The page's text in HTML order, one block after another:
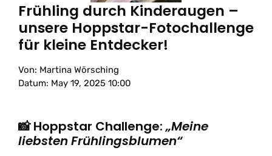
Frühling durch Kinderaugen –
unsere Hoppstar-Fotochallenge
für kleine Entdecker!
Von: Martina Wörsching
Datum: May 19, 2025 10:00
📸 Hoppstar Challenge:„Meine
liebsten Frühlingsblumen“